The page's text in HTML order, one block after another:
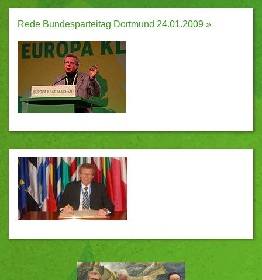
Rede Bundesparteitag Dortmund 24.01.2009 »